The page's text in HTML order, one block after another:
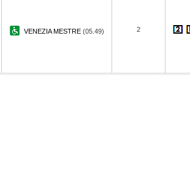
VENEZIA MESTRE (05.49) 2